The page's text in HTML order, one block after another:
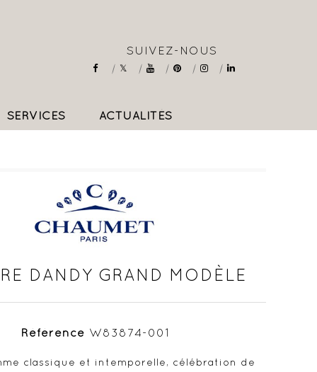
SUIVEZ-NOUS
SERVICES ACTUALITÉS
DANDY GRAND MODÈLE
Référence W83874-001
classique et intemporelle, célébration de